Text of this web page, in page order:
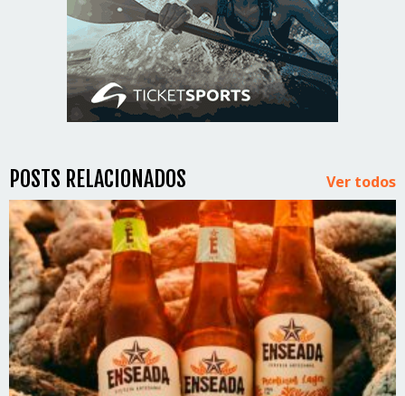
POSTS RELACIONADOS Ver todos